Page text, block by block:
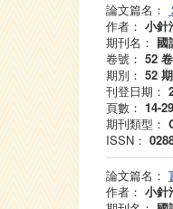
論文篇名：
作者： 小針
期刊名： 國
卷號： 52 卷
期別： 52 期
刊登日期：
頁數： 14-29
期刊類型：
ISSN：
論文篇名：
作者： 小針